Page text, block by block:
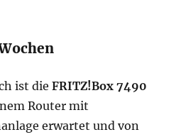
ist dieFRITZ!Box 7490
Router mit
erwartet und von